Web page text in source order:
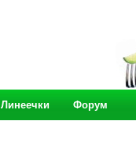
Линеечки Форум